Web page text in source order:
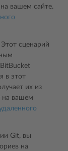
вашем сайте.
Этот сценарий
в этот
их из
на вашем
Git, вы
на